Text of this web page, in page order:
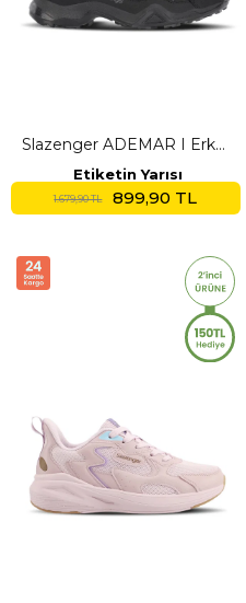
Slazenger ADEMAR I Erkek
Siyah Outdoor
Etiketin Yarısı
1.679,90 TL 899,90 TL